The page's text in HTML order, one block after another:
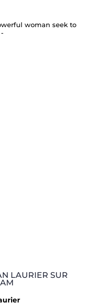
woman seek to
LAURIER SUR